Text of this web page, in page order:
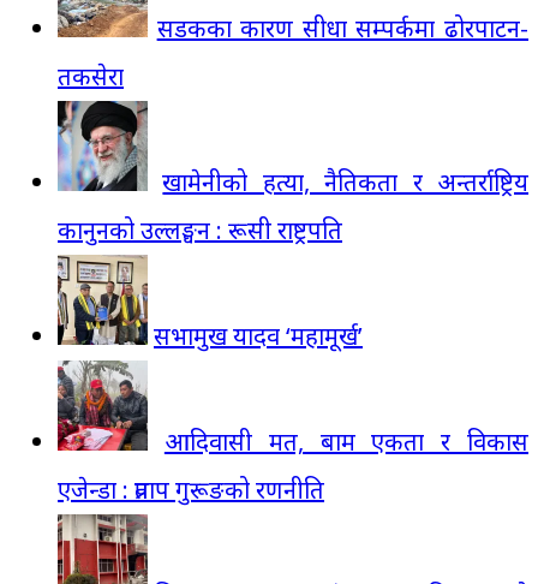
सडकका कारण सीधा सम्पर्कमा ढोरपाटन-
तकसेरा
खामेनीको हत्या, नैतिकता र अन्तर्राष्ट्रिय
कानुनको उल्लङ्घन : रूसी राष्ट्रपति
सभामुख यादव ‘महामूर्ख’
आदिवासी मत, बाम एकता र विकास
एजेन्डा : प्रताप गुरूङको रणनीति